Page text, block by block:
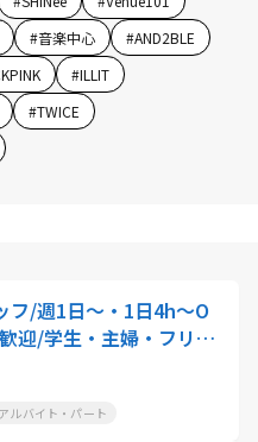
#音楽中心 #AND2BLE
#ILLIT
#TWICE
フ/週1日～・1日4h～O
迎/学生・主婦・フリー
アルバイト・パート